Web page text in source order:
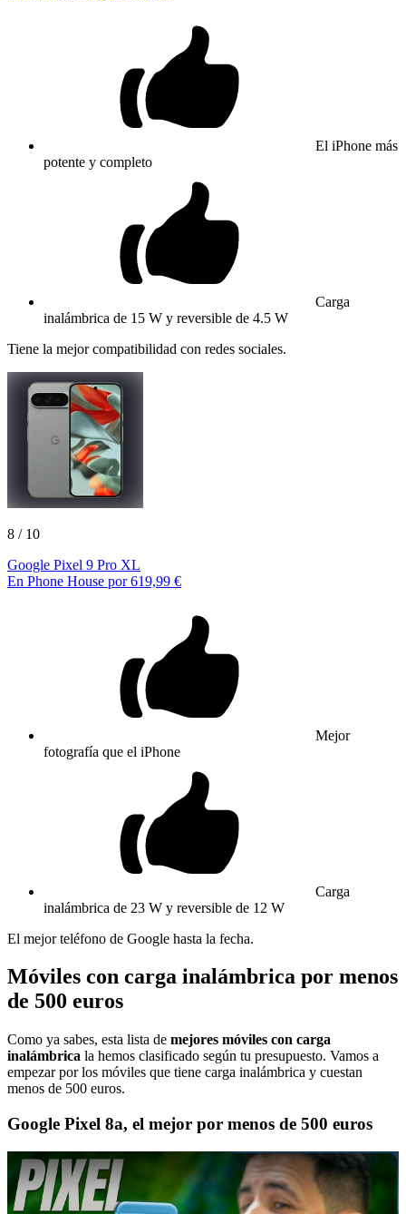
El iPhone más
potente y completo
Carga
inalámbrica de 15 W y reversible de 4.5 W
Tiene la mejor compatibilidad con redes sociales.
8 / 10
Google Pixel 9 Pro XL
En Phone House por 619,99 €
Mejor
fotografía que el iPhone
Carga
inalámbrica de 23 W y reversible de 12 W
El mejor teléfono de Google hasta la fecha.
Móviles con carga inalámbrica por menos
de 500 euros
Como ya sabes, esta lista de mejores móviles con carga
inalámbrica la hemos clasificado según tu presupuesto. Vamos a
empezar por los móviles que tiene carga inalámbrica y cuestan
menos de 500 euros.
Google Pixel 8a, el mejor por menos de 500 euros